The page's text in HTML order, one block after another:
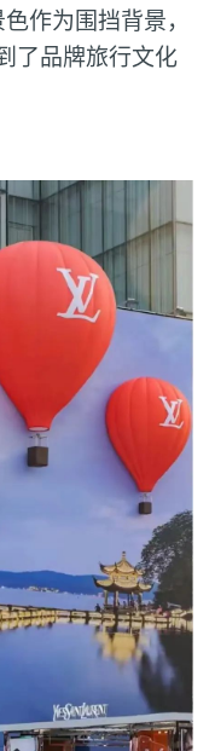
作为围挡背景，
了品牌旅行文化